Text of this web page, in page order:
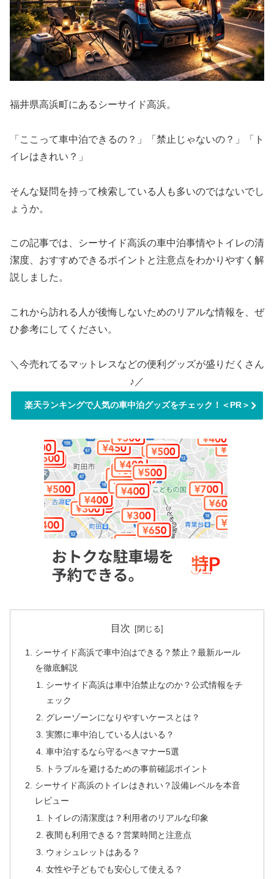
福井県高浜町にあるシーサイド高浜。
「ここって車中泊できるの？」「禁止じゃないの？」「ト
イレはきれい？」
そんな疑問を持って検索している人も多いのではないでし
ょうか。
この記事では、シーサイド高浜の車中泊事情やトイレの清
潔度、おすすめできるポイントと注意点をわかりやすく解
説しました。
これから訪れる人が後悔しないためのリアルな情報を、ぜ
ひ参考にしてください。
＼今売れてるマットレスなどの便利グッズが盛りだくさん
♪／
楽天ランキングで人気の車中泊グッズをチェック！＜PR＞
目次
シーサイド高浜で車中泊はできる？禁止？最新ルール
を徹底解説
シーサイド高浜は車中泊禁止なのか？公式情報をチ
ェック
グレーゾーンになりやすいケースとは？
実際に車中泊している人はいる？
車中泊するなら守るべきマナー5選
トラブルを避けるための事前確認ポイント
シーサイド高浜のトイレはきれい？設備レベルを本音
レビュー
トイレの清潔度は？利用者のリアルな印象
夜間も利用できる？営業時間と注意点
ウォシュレットはある？
女性や子どもでも安心して使える？